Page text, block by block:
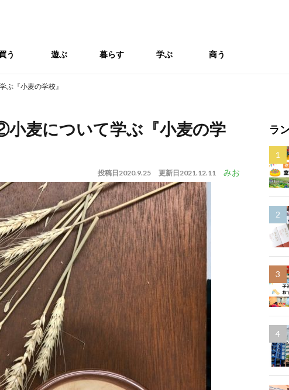
う 遊ぶ 暮らす 学ぶ 商う
『小麦の学校』
麦について学ぶ『小麦の学
投稿日2020.9.25 更新日2021.12.11 みお
ラ